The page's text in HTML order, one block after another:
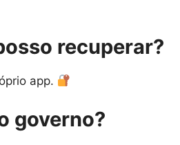
recuperar?
app.
governo?